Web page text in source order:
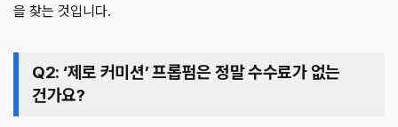
을 찾는 것입니다.
Q2: ‘제로 커미션’ 프롭펌은 정말 수수료가 없는
건가요?